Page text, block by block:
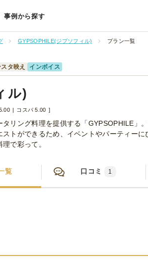
事例から探す
GYPSOPHILE(ジプソフィル) プラン一覧
タ映え インボイス
ル)
コスパ 5.00
リング料理を提供する「GYPSOPHILE」
トができるため、イベントやパーティーに
で彩って。
覧 口コミ 1